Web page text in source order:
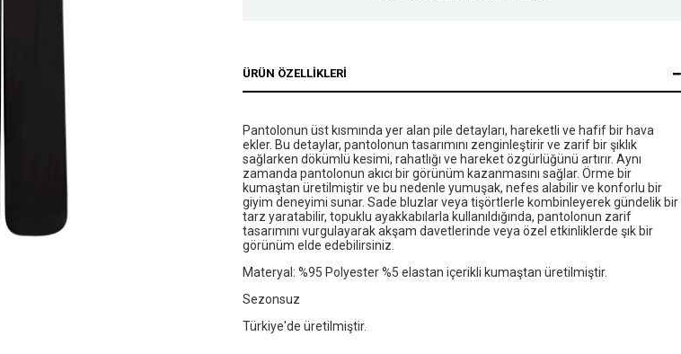
ÜRÜN ÖZELLIKLERI
Pantolonun üst kısmında yer alan pile detayları, hareketli ve hafif bir hava
ekler. Bu detaylar, pantolonun tasarımını zenginleştirir ve zarif bir şıklık
sağlarken dökümlü kesimi, rahatlığı ve hareket özgürlüğünü artırır. Aynı
zamanda pantolonun akıcı bir görünüm kazanmasını sağlar. Örme bir
kumaştan üretilmiştir ve bu nedenle yumuşak, nefes alabilir ve konforlu bir
giyim deneyimi sunar. Sade bluzlar veya tişörtlerle kombinleyerek gündelik bir
tarz yaratabilir, topuklu ayakkabılarla kullanıldığında, pantolonun zarif
tasarımını vurgulayarak akşam davetlerinde veya özel etkinliklerde şık bir
görünüm elde edebilirsiniz.
Materyal: %95 Polyester %5 elastan içerikli kumaştan üretilmiştir.
Sezonsuz
Türkiye'de üretilmiştir.